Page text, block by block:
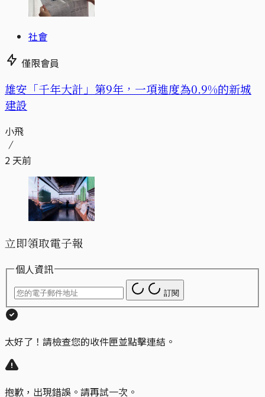
社會
僅限會員
​​雄安「千年大計」第9年，一項進度為0.9%的新城
建設
小飛
2 天前
立即領取電子報
個人資訊
訂閱
太好了！請檢查您的收件匣並點擊連結。
抱歉，出現錯誤。請再試一次。